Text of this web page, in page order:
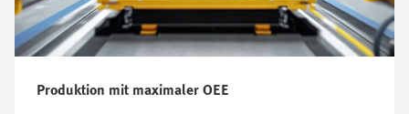
Produktion mit maximaler OEE